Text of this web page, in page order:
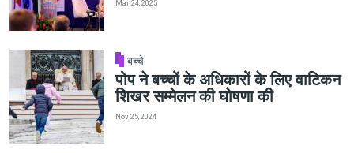
Mar 24, 2025
बच्चे
पोप ने बच्चों के अधिकारों के लिए वाटिकन
शिखर सम्मेलन की घोषणा की
Nov 25, 2024